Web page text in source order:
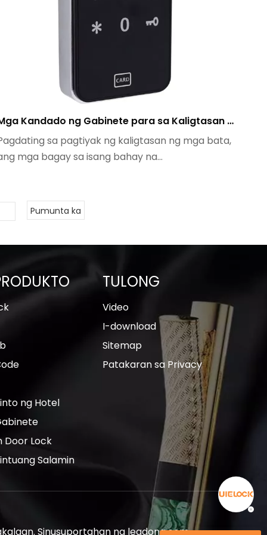
Mga Kandado ng Gabinete para sa Kaligtasan ng Bata Ano ang Gumagana At Ano ang Madalas Nawawala ng Mga Magulang
sa pagtiyak ng kaligtasan ng mga bata,
mga bagay sa isang bahay na...
Pumunta ka
ng Hotel
Door Lock
Salamin
TULONG
Video
I-download
Sitemap
Patakaran sa Privacy
Sinusuportahan ng leadong.com